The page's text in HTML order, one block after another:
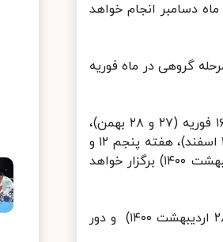
قرعه کشی لیگ قهرمانان آسیا در سال ۲۰۲۱ را در ماه دسامبر انجام خواهد
(دی ۹۹) برگزار شود و اما مرحله گروهی در ماه فوریه
هفته نخست این رقابت‌ها نیز ۸ و ۹ فوریه (۲۰ و۲۱ بهمن)، هفته دوم ۱۵ و ۱۶ فوریه (۲۷ و ۲۸ بهمن)،
هفته سوم ۱ و ۲ مارس (۱۱ و ۱۲ اسفند ۹۹)، هفته چهارم ۱۵ و ۱۶ مارس(۲۵ و ۲۶ اسفند)، هفته پنجم ۱۲ و
۱۳ آوریل (۲۴ و۲۵ فروردین ۱۴۰۰) و هفته ششم ۲۶ و ۲۷ آوریل (۷ و ۸ اردیبهشت ۱۴۰۰) برگزار خواهد
هم‌چنین قرار است که دور رفت یک شانزدهم نهایی در ۱۶ و ۱۷ می (۲۷ و ۲۸ اردیبهشت ۱۴۰۰) و دور